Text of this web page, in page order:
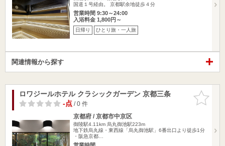
国道１号経由。 京都駅余地徒歩４分
営業時間 9:30～24:00
入浴料金 1,800円～
日帰り ひとり旅・一人旅
関連情報から探す
お気に入
りに追加
ロワジールホテル クラシックガーデン 京都三条
-点/ 0 件
京都府 / 京都市中京区
御陵駅4.11km 烏丸御池駅223m
地下鉄烏丸線・東西線「烏丸御池駅」6番出口より徒歩1分
・阪急京都…